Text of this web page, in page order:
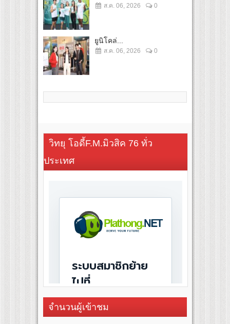
ส.ค. 06, 2026 0
ยูนิโคล่...
ส.ค. 06, 2026 0
วิทยุ โอดี้F.M.มิวสิค 76 ทั่ว
ประเทศ
จำนวนผู้เข้าชม